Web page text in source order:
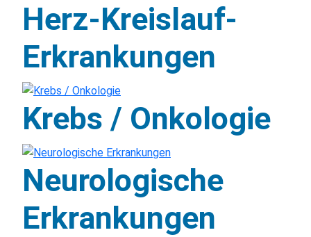
Herz-Kreislauf-
Erkrankungen
Krebs / Onkologie
Neurologische
Erkrankungen